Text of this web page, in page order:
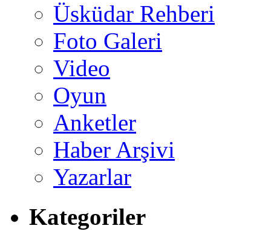
Üsküdar Rehberi
Foto Galeri
Video
Oyun
Anketler
Haber Arşivi
Yazarlar
Kategoriler